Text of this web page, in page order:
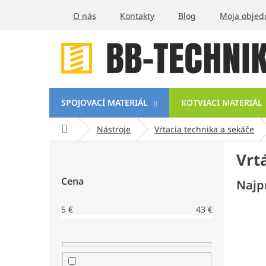
O nás Kontakty Blog Moja
SPOJOVACÍ MATERIÁL KOTVIACI MATERIÁL
DomovNástroje Vŕtacia technika a sekáče
Cena
5 € 43 €